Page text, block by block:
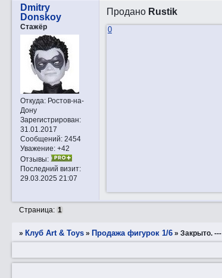
Dmitry
Donskoy
Стажёр
Откуда:Ростов-на-
Дону
Зарегистрирован:
31.01.2017
Сообщений:2454
Уважение: +42
Отзывы:
Последний визит:
29.03.2025 21:07
Продано Rustik
0
Страница: 1
» Клуб Art & Toys » Продажа фигурок 1/6 »Закрытo. ---